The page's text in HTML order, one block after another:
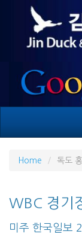
Home 독도
WBC 경기
미주 한국일보